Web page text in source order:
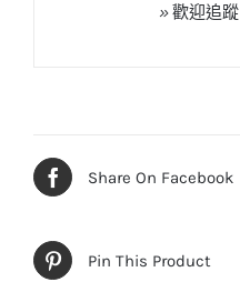
»歡迎追蹤
Share On Facebook
Pin This Product